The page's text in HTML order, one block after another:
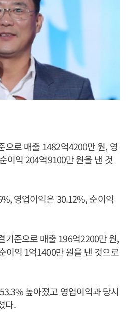
으로 매출 1482억4200만 원, 영
이익 204억9100만 원을 낸 것
영업이익은 30.12%, 순이익
기준으로 매출 196억2200만 원,
이익 1억1400만 원을 낸 것으로
높아졌고 영업이익과 당시
다.